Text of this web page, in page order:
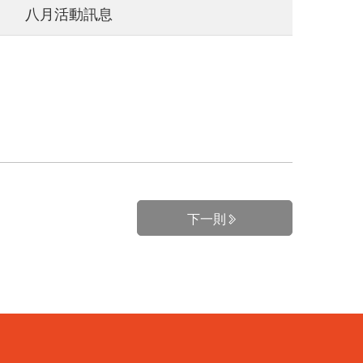
八月活動訊息
下一則